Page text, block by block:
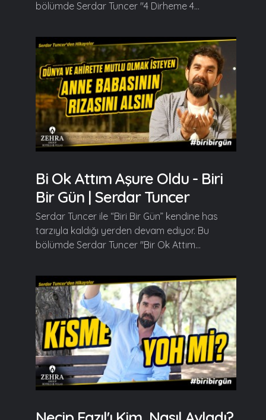
bölümde Serdar Tuncer "4 Dirheme 4...
Bi Ok Attım Aşure Oldu - Biri
Bir Gün | Serdar Tuncer
Serdar Tuncer ile “Biri Bir Gün” kendine has
tarzıyla kaldığı yerden devam ediyor. Bu
bölümde Serdar Tuncer "Bir Ok Attım...